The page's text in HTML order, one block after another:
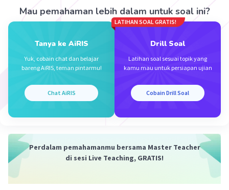
Iklan
d. ikan lebih cepat membusuk
Kapasitas penyimpanan yang tidak memadai dan
kurangnya pendinginan ikan dapat membuat ikan
menjadi lebih cepat membusuk. Ini berarti nelayan
hasil tangkapannya karena tidak dapat menjaga
kesegaran ikan, sehingga berdampak pada pendapatan
mereka dan ketersediaan ikan di pasar.
Mau pemahaman lebih dalam untuk soal ini?
Tanya ke AiRIS
Yuk, cobain chat dan belajar
bareng AiRIS, teman pintarmu!
Chat AiRIS
LATIHAN SOAL GRATIS!
Drill Soal
Latihan soal sesuai topik yang
kamu mau untuk persiapan ujian
Cobain Drill Soal
Perdalam pemahamanmu bersama Master Teacher
di sesi Live Teaching, GRATIS!